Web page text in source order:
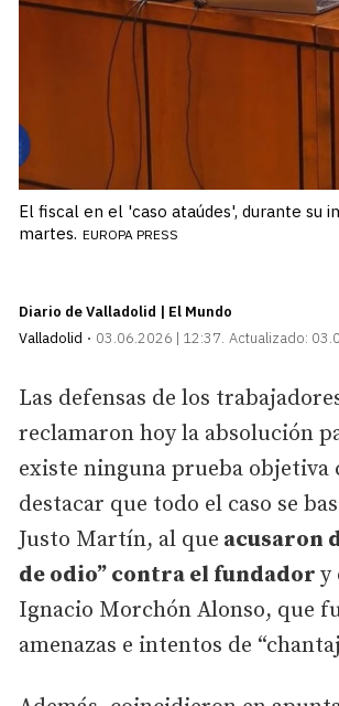
El fiscal en el 'caso ataúdes', durante su
martes. EUROPA PRESS
Diario de Valladolid | El Mundo
Valladolid
03.06.2026 | 12:37 Actualizado:
Las defensas de los
reclamaron hoy la absolución
existe ninguna prueba objetiva
destacar que todo el caso se
Justo Martín, al que acusaron
de odio” contra el fundador y
Ignacio Morchón Alonso, que
amenazas e intentos de